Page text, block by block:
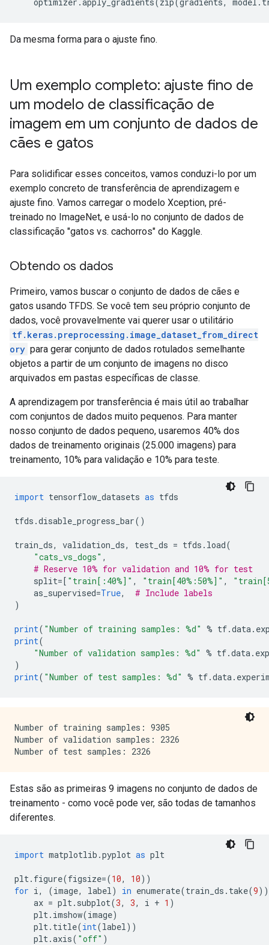
Da mesma forma para o ajuste fino.
Um exemplo completo: ajuste fino de
um modelo de classificação de
imagem em um conjunto de dados de
cães e gatos
Para solidificar esses conceitos, vamos conduzi-lo por um
exemplo concreto de transferência de aprendizagem e
ajuste fino. Vamos carregar o modelo Xception, pré-
treinado no ImageNet, e usá-lo no conjunto de dados de
classificação "gatos vs. cachorros" do Kaggle.
Obtendo os dados
Primeiro, vamos buscar o conjunto de dados de cães e
gatos usando TFDS. Se você tem seu próprio conjunto de
dados, você provavelmente vai querer usar o utilitário
tf.keras.preprocessing.image_dataset_from_direct
ory para gerar conjunto de dados rotulados semelhante
objetos a partir de um conjunto de imagens no disco
arquivados em pastas específicas de classe.
A aprendizagem por transferência é mais útil ao trabalhar
com conjuntos de dados muito pequenos. Para manter
nosso conjunto de dados pequeno, usaremos 40% dos
dados de treinamento originais (25.000 imagens) para
treinamento, 10% para validação e 10% para teste.
import tensorflow_datasets as tfds
tfds .disable_progress_bar()
train_ds, validation_ds, test_ds = tfds . load(
"cats_vs_dogs" ,
# Reserve 10% for validation and 10% for test
split=[ "train[:40%]" , "train[40%:50%]" ,
as_supervised=True,
# Include labels
)
print( "Number of training samples: %d" % tf.data.
print(
"Number of validation samples: %d" % tf.data.
)
print( "Number of test samples: %d" % tf.data.
Number of training samples: 9305
Number of validation samples: 2326
Estas são as primeiras 9 imagens no conjunto de dados de
treinamento - como você pode ver, são todas de tamanhos
diferentes.
import matplotlib .pyplot as plt
plt. figure(figsize=(10, 10))
for i, (image, label) in enumerate(train_ds . take(9
ax = plt. subplot(3, 3, i + 1 )
plt. imshow(image)
plt. title(int(label))
plt.axis( "off" )